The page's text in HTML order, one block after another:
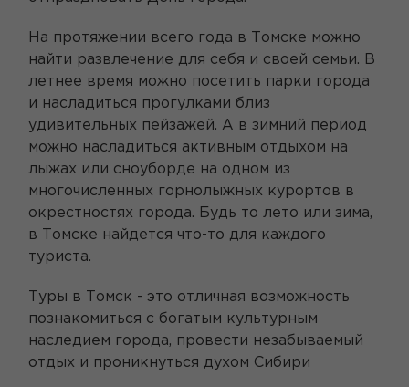
На протяжении всего года в Томске можно
найти развлечение для себя и своей семьи. В
летнее время можно посетить парки города
и насладиться прогулками близ
удивительных пейзажей. А в зимний период
можно насладиться активным отдыхом на
лыжах или сноуборде на одном из
многочисленных горнолыжных курортов в
окрестностях города. Будь то лето или зима,
в Томске найдется что-то для каждого
туриста.
Туры в Томск - это отличная возможность
познакомиться с богатым культурным
наследием города, провести незабываемый
отдых и проникнуться духом Сибири